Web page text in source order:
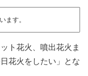
ます。
ト花火、噴出花火ま
花火をしたい」とな